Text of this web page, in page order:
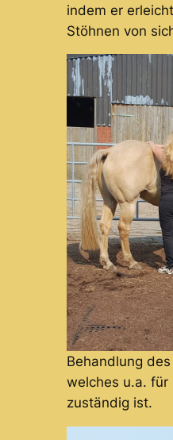
indem er
Stöhnen von
Behandlung
welches u.a. für
zuständig ist.